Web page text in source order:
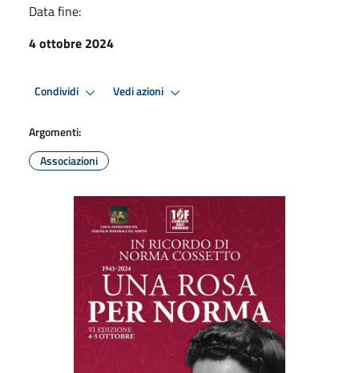
Data fine:
4 ottobre 2024
Condividi Vedi azioni
Argomenti:
Associazioni